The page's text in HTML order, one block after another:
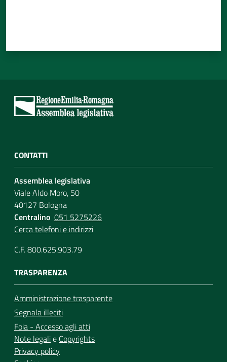
CONTATTI
Assemblea legislativa
Viale Aldo Moro, 50
40127 Bologna
Centralino 051 5275226
Cerca telefoni e indirizzi
C.F. 800.625.903.79
TRASPARENZA
Amministrazione trasparente
Segnala illeciti
Foia - Accesso agli atti
Note legalie Copyrights
Privacy policy